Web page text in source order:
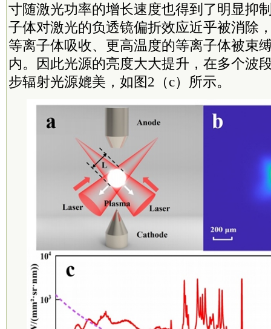
寸随激光功率的增长速度也得到了明显抑
子体对激光的负透镜偏折效应近乎被消除
等离子体吸收、更高温度的等离子体被束
内。因此光源的亮度大大提升，在多个波
步辐射光源媲美，如图2（c）所示。